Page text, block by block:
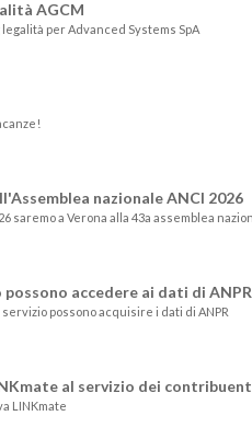
AGCM
per Advanced Systems SpA
nazionale ANCI 2026
saremo a Verona alla 43a assemblea
accedere ai dati di ANPR
possono acquisire i dati di ANPR
al servizio dei
LINKmate